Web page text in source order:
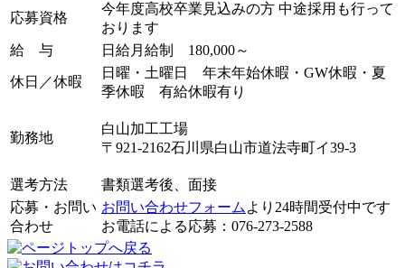
応募資格
今年度高校卒業見込みの方 中途採用も行って
おります
給 与
日給月給制 180,000～
休日／休暇
日曜・土曜日 年末年始休暇・GW休暇・夏
季休暇 有給休暇有り
勤務地
白山加工工場
〒921-2162石川県白山市道法寺町イ39-3
選考方法
書類選考後、面接
応募・お問い
合わせ
お問い合わせフォームより24時間受付中です
お電話による応募：076-273-2588